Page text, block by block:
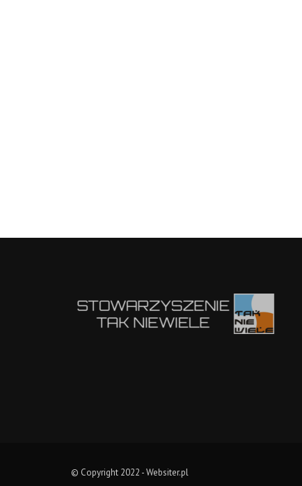
© Copyright 2022 -Websiter.pl